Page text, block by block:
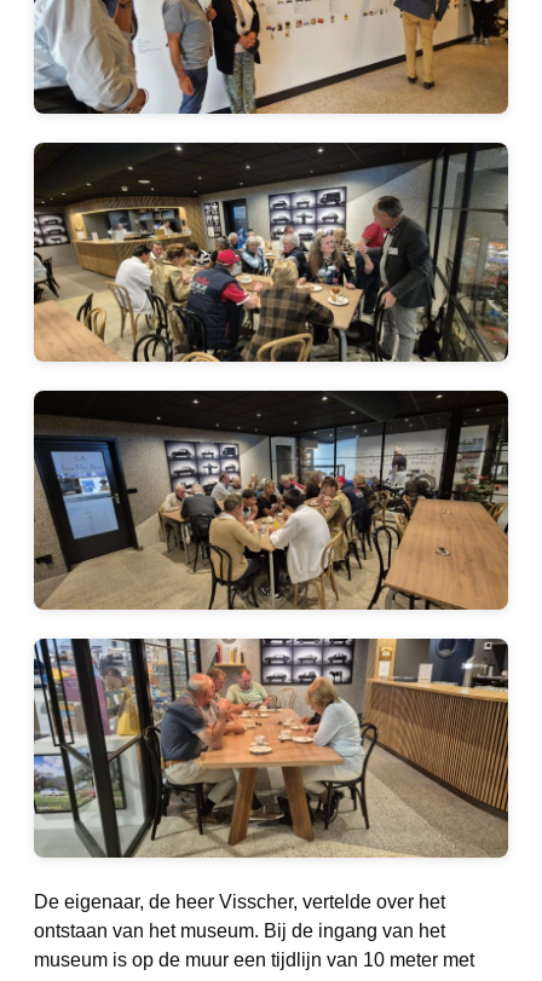
De eigenaar, de heer Visscher, vertelde over het
ontstaan van het museum. Bij de ingang van het
museum is op de muur een tijdlijn van 10 meter met